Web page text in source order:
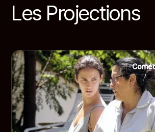
Les Projections